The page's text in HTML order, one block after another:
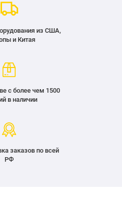
из США,
и Китая
с более чем 1500
в наличии
заказов по всей
РФ